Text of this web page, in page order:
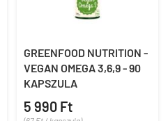
GREENFOOD NUTRITION -
VEGAN OMEGA 3,6,9 - 90
KAPSZULA
5 990 Ft